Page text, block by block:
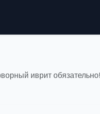
иврит